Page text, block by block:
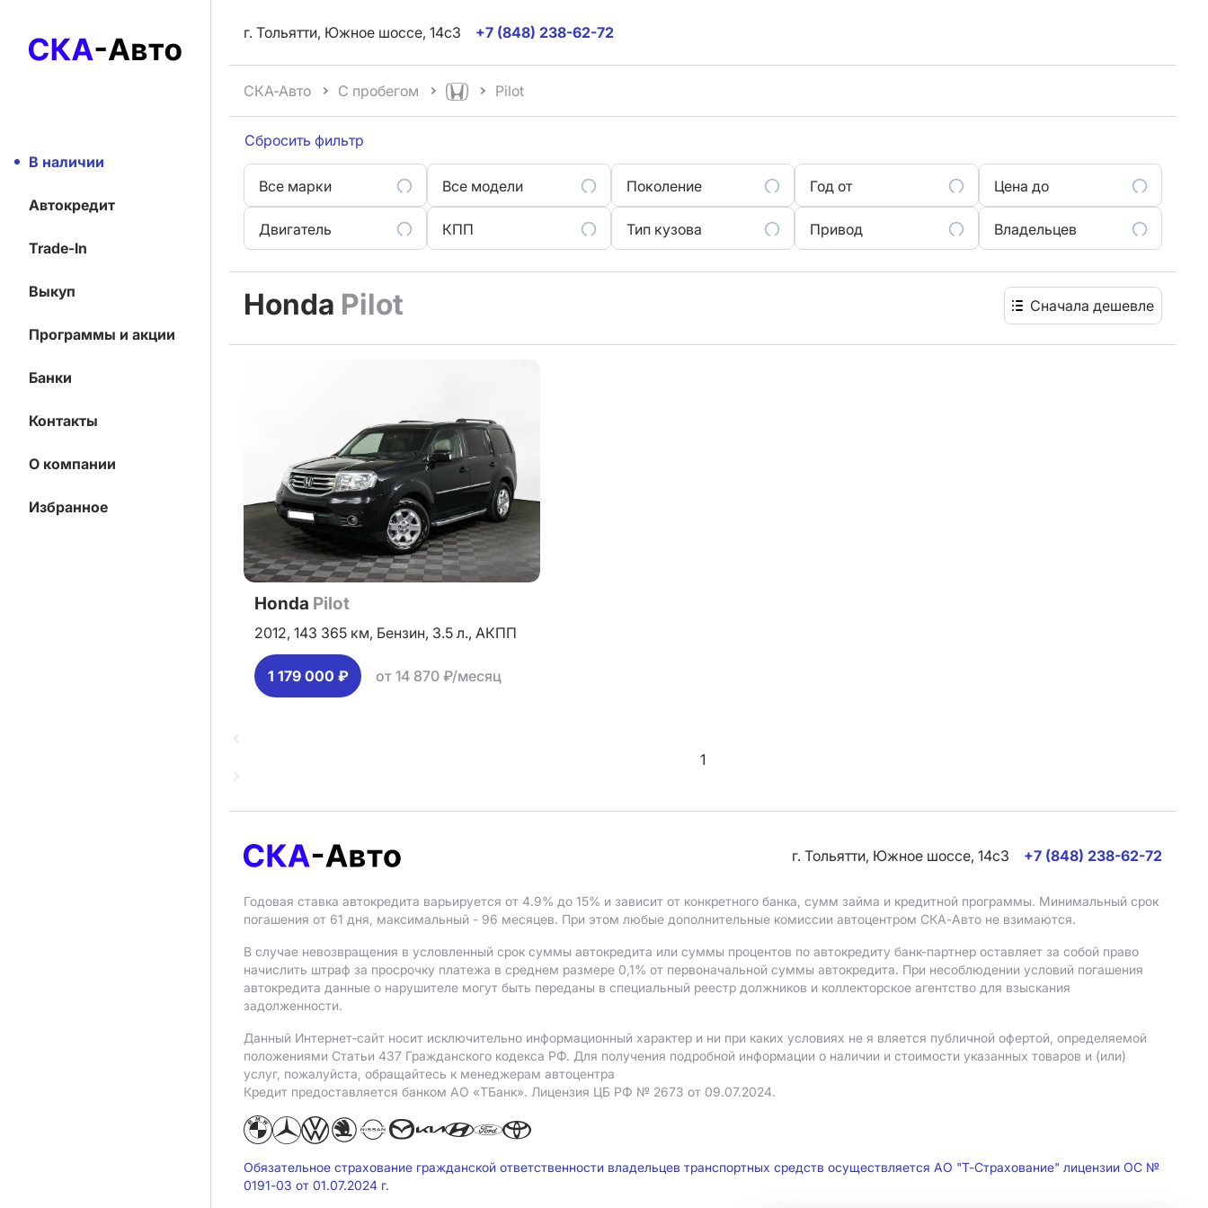
В наличии
Автокредит
Trade-In
Выкуп
Программы и акции
Банки
Контакты
О компании
Избранное
г. Тольятти, Южное шоссе, 14с3 +7 (848) 238-62-72
СКА-Авто С пробегом Pilot
Сбросить фильтр
Все марки Все модели Поколение Год от Цена до
Двигатель КПП Тип кузова Привод Владельцев
Honda Pilot Сначала дешевле
Honda Pilot
2012, 143 365 км, Бензин, 3.5 л., АКПП
1 179 000 ₽ от 14 870 ₽/месяц
1
г. Тольятти, Южное шоссе, 14с3 +7 (848) 238-62-72
Годовая ставка автокредита варьируется от 4.9% до 15% и зависит от конкретного банка, сумм займа и кредитной программы. Минимальный срок
погашения от 61 дня, максимальный - 96 месяцев. При этом любые дополнительные комиссии автоцентром СКА-Авто не взимаются.
В случае невозвращения в условленный срок суммы автокредита или суммы процентов по автокредиту банк-партнер оставляет за собой право
начислить штраф за просрочку платежа в среднем размере 0,1% от первоначальной суммы автокредита. При несоблюдении условий погашения
автокредита данные о нарушителе могут быть переданы в специальный реестр должников и коллекторское агентство для взыскания
задолженности.
Данный Интернет-сайт носит исключительно информационный характер и ни при каких условиях не я вляется публичной офертой, определяемой
положениями Статьи 437 Гражданского кодекса РФ. Для получения подробной информации о наличии и стоимости указанных товаров и (или)
услуг, пожалуйста, обращайтесь к менеджерам автоцентра
Кредит предоставляется банком АO «ТБанк». Лицензия ЦБ РФ № 2673 от 09.07.2024.
Обязательное страхование гражданской ответственности владельцев транспортных средств осуществляется АО "Т-Страхование" лицензии ОС №
0191-03 от 01.07.2024 г.